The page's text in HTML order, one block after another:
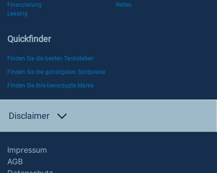
Finanzierung
Reifen
Leasing
Quickfinder
Finden Sie die besten Tankstellen
Finden Sie die günstigsten Spritpreise
Finden Sie Ihre bevorzugte Marke
Disclaimer
Impressum
AGB